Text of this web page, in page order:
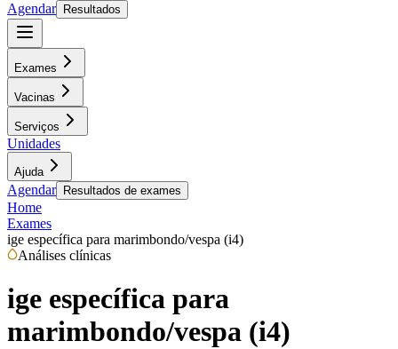
Agendar
Resultados
Exames
Vacinas
Serviços
Unidades
Ajuda
Agendar Resultados de exames
Home
Exames
ige específica para marimbondo/vespa (i4)
Análises clínicas
ige específica para
marimbondo/vespa (i4)